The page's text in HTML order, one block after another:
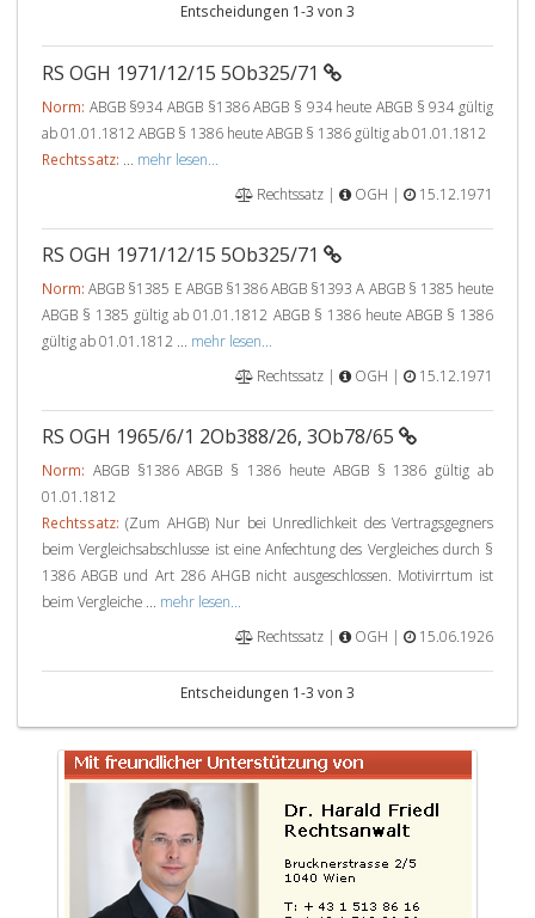
Entscheidungen 1-3 von 3
RS OGH 1971/12/15 5Ob325/71
Norm: ABGB §934 ABGB §1386 ABGB § 934 heute ABGB § 934 gültig
ab 01.01.1812 ABGB § 1386 heute ABGB § 1386 gültig ab 01.01.1812
Rechtssatz:
mehr lesen...
Rechtssatz |
OGH | 15.12.1971
RS OGH 1971/12/15 5Ob325/71
Norm: ABGB §1385 E ABGB §1386 ABGB §1393 A ABGB § 1385 heute
ABGB § 1385 gültig ab 01.01.1812 ABGB § 1386 heute ABGB § 1386
gültig ab 01.01.1812 ... mehr lesen...
Rechtssatz |
OGH | 15.12.1971
RS OGH 1965/6/1 2Ob388/26, 3Ob78/65
Norm: ABGB §1386 ABGB § 1386 heute ABGB § 1386 gültig ab
01.01.1812
Rechtssatz: (Zum AHGB) Nur bei Unredlichkeit des Vertragsgegners
beim Vergleichsabschlusse ist eine Anfechtung des Vergleiches durch §
1386 ABGB und Art 286 AHGB nicht ausgeschlossen. Motivirrtum ist
beim Vergleiche ... mehr lesen...
Rechtssatz |
OGH | 15.06.1926
Entscheidungen 1-3 von 3